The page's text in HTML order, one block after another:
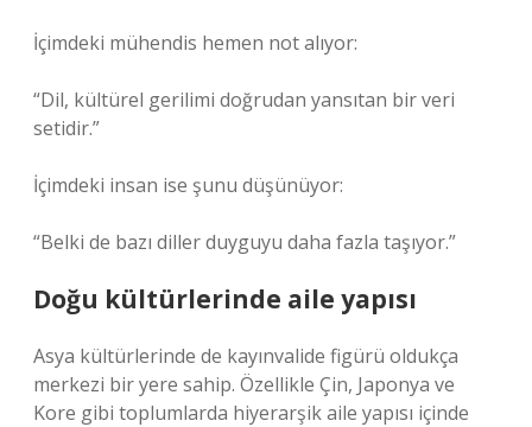
İçimdeki mühendis hemen not alıyor:
“Dil, kültürel gerilimi doğrudan yansıtan bir veri
setidir.”
İçimdeki insan ise şunu düşünüyor:
“Belki de bazı diller duyguyu daha fazla taşıyor.”
Doğu kültürlerinde aile yapısı
Asya kültürlerinde de kayınvalide figürü oldukça
merkezi bir yere sahip. Özellikle Çin, Japonya ve
Kore gibi toplumlarda hiyerarşik aile yapısı içinde